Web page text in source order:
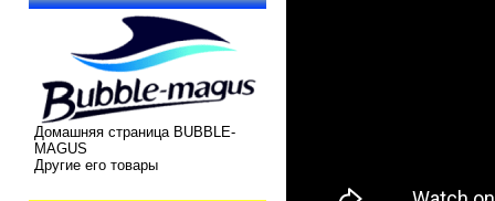
Домашняя страница BUBBLE-
MAGUS
Другие его товары